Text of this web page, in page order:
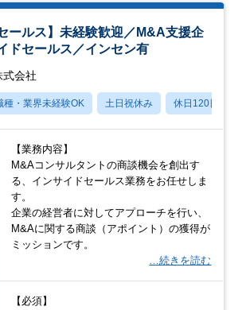
ールス】未経験歓迎／M&A支援企
ドセールス／インセン有
式会社
種・業界未経験OK 土日祝休み 休日120日以上
【業務内容】
M&Aコンサルタントの商談機会を創出す
る、インサイドセールス業務をお任せしま
す。
企業の経営者に対してアプローチを行い、
M&Aに関する商談（アポイント）の獲得が
ミッションです。
…続きを読む
【必須】